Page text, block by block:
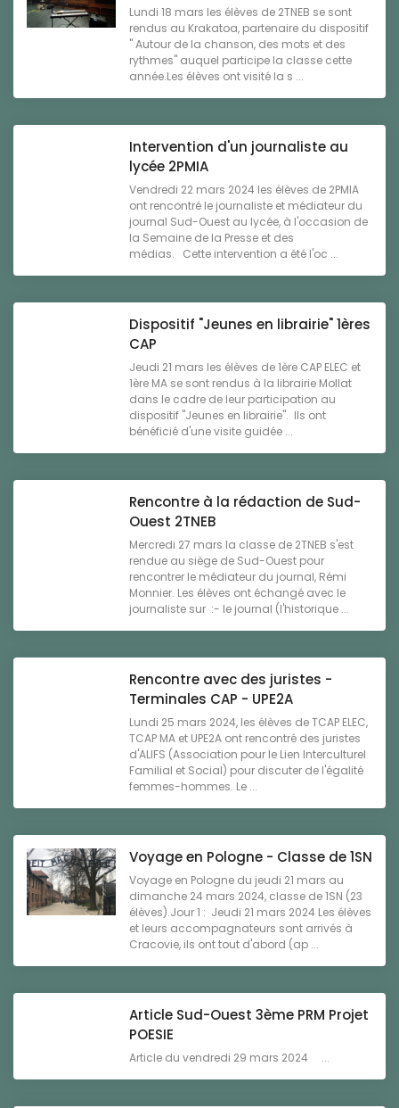
Lundi 18 mars les élèves de 2TNEB se sont
rendus au Krakatoa, partenaire du dispositif
" Autour de la chanson, des mots et des
rythmes" auquel participe la classe cette
année.Les élèves ont visité la s ...
Intervention d'un journaliste au
lycée 2PMIA
Vendredi 22 mars 2024 les élèves de 2PMIA
ont rencontré le journaliste et médiateur du
journal Sud-Ouest au lycée, à l'occasion de
la Semaine de la Presse et des
médias. Cette intervention a été l'oc ...
Dispositif "Jeunes en librairie" 1ères
CAP
Jeudi 21 mars les élèves de 1ère CAP ELEC et
1ère MA se sont rendus à la librairie Mollat
dans le cadre de leur participation au
dispositif "Jeunes en librairie". Ils ont
bénéficié d'une visite guidée ...
Rencontre à la rédaction de Sud-
Ouest 2TNEB
Mercredi 27 mars la classe de 2TNEB s'est
rendue au siège de Sud-Ouest pour
rencontrer le médiateur du journal, Rémi
Monnier. Les élèves ont échangé avec le
journaliste sur :- le journal (l'historique ...
Rencontre avec des juristes -
Terminales CAP - UPE2A
Lundi 25 mars 2024, les élèves de TCAP ELEC,
TCAP MA et UPE2A ont rencontré des juristes
d'ALIFS (Association pour le Lien Interculturel
Familial et Social) pour discuter de l'égalité
femmes-hommes. Le ...
Voyage en Pologne - Classe de 1SN
Voyage en Pologne du jeudi 21 mars au
dimanche 24 mars 2024, classe de 1SN (23
élèves).Jour 1 : Jeudi 21 mars 2024 Les élèves
et leurs accompagnateurs sont arrivés à
Cracovie, ils ont tout d'abord (ap ...
Article Sud-Ouest 3ème PRM Projet
POESIE
Article du vendredi 29 mars 2024 ...